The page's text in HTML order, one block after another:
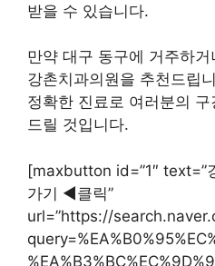
받을 수 있습니다.
만약 대구 동구에 거주하
강촌치과의원을 추천드립
정확한 진료로 여러분의
드릴 것입니다.
[maxbutton id=”1″ text=”
가기 ◀︎클릭”
url=”https://